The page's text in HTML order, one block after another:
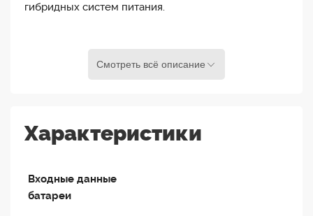
гибридных систем питания.
добычи энергии.
Смотреть всё описание
Характеристики
Входные данные
батареи